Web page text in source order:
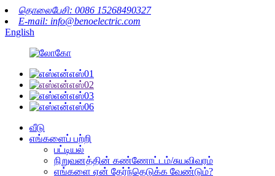
தொலைபேசி: 0086 15268490327
E-mail: info@benoelectric.com
English
வீடு
எங்களைப் பற்றி
பட்டியல்
நிறுவனத்தின் கண்ணோட்டம்/சுயவிவரம்
எங்களை ஏன் தேர்ந்தெடுக்க வேண்டும்?